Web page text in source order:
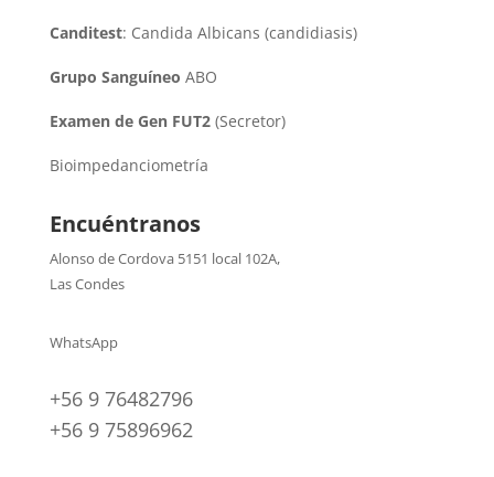
Canditest: Candida Albicans (candidiasis)
Grupo Sanguíneo ABO
Examen de Gen FUT2(Secretor)
Bioimpedanciometría
Encuéntranos
Alonso de Cordova 5151 local 102A,
Las Condes
WhatsApp
+56 9 76482796
+56 9 75896962